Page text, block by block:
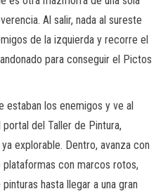
Al salir, nada al sureste
de la izquierda y recorre el
para conseguir el Pictos
estaban los enemigos y ve al
del Taller de Pintura,
explorable. Dentro, avanza con
plataformas con marcos rotos,
hasta llegar a una gran